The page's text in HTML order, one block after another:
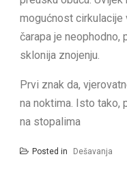
mogućnost cirkulacije
čarapa je
sklonija znojenju.
Prvi znak da,
na noktima. Isto tako,
na stopalima
Posted in Dešavanja